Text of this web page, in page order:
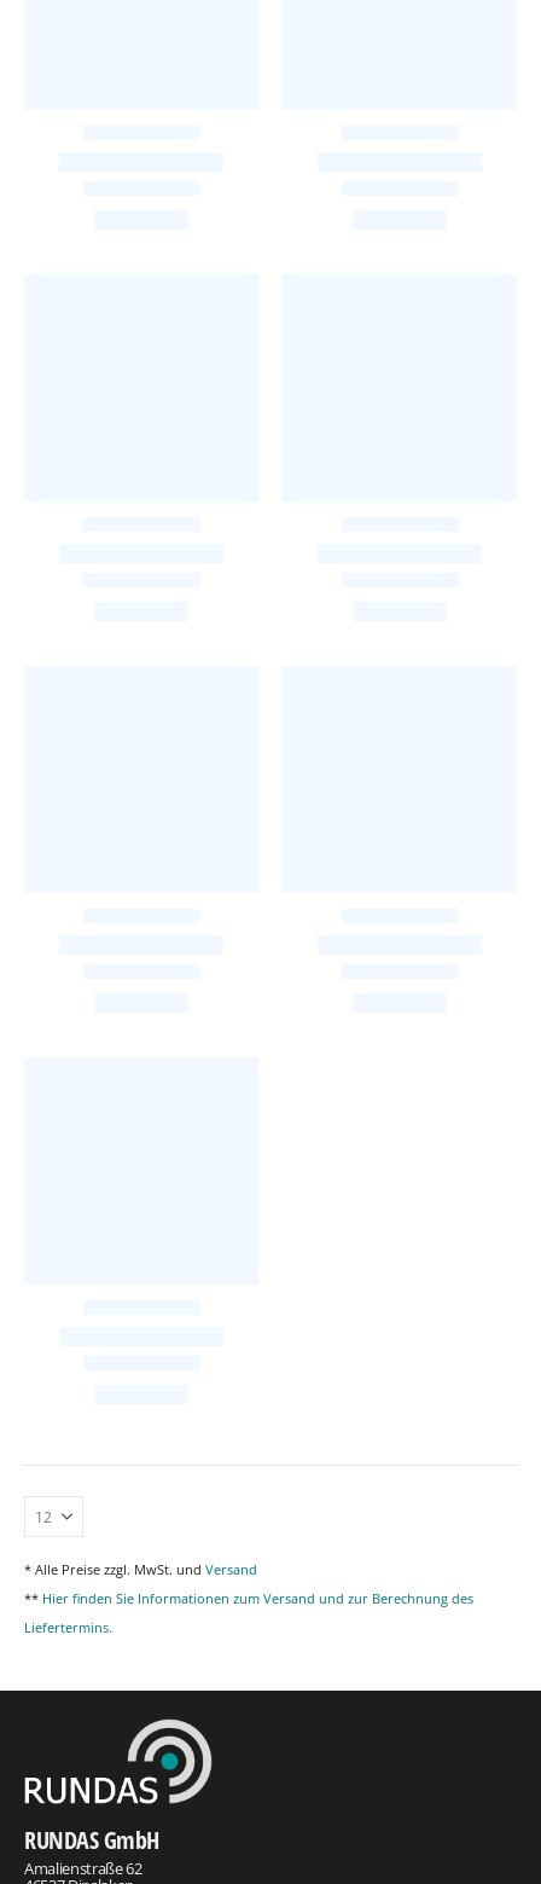
* Alle Preise zzgl. MwSt. und Versand
** Hier finden Sie Informationen zum Versand und zur Berechnung des
Liefertermins.
RUNDAS GmbH
Amalienstraße 62